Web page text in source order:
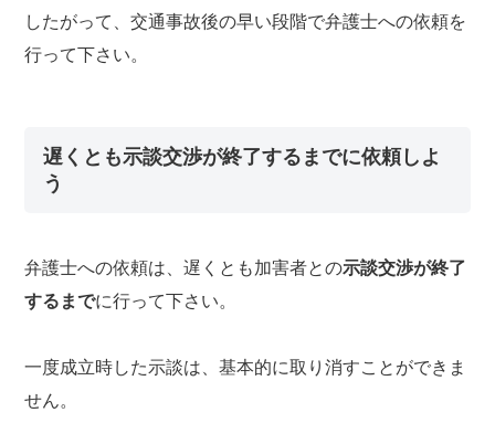
したがって、交通事故後の早い段階で弁護士への依頼を
行って下さい。
遅くとも示談交渉が終了するまでに依頼しよ
う
弁護士への依頼は、遅くとも加害者との示談交渉が終了
するまでに行って下さい。
一度成立時した示談は、基本的に取り消すことができま
せん。